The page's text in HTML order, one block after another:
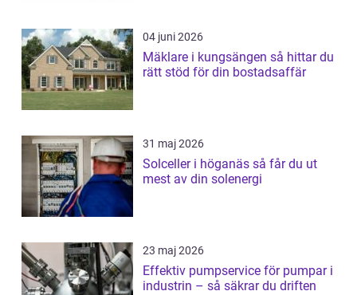
04 juni 2026
Mäklare i kungsängen så hittar du
rätt stöd för din bostadsaffär
31 maj 2026
Solceller i höganäs så får du ut
mest av din solenergi
23 maj 2026
Effektiv pumpservice för pumpar i
industrin – så säkrar du driften